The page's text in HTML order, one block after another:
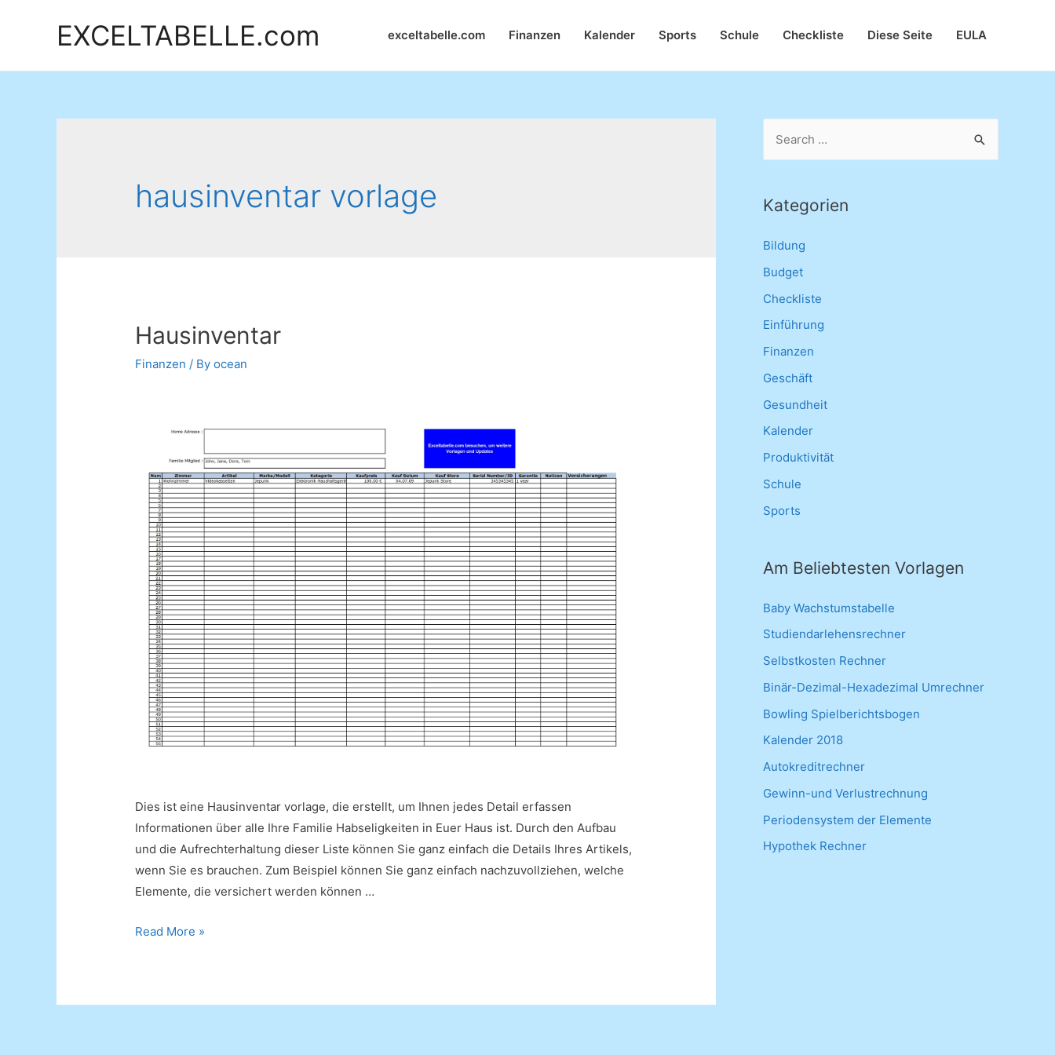
EXCELTABELLE.com exceltabelle.com Finanzen Kalender Sports Schule Checkliste Diese Seite EULA
hausinventar vorlage
Hausinventar
Finanzen / Byocean
Dies ist eine Hausinventar vorlage, die erstellt, um Ihnen jedes Detail erfassen
Informationen über alle Ihre Familie Habseligkeiten in Euer Haus ist. Durch den Aufbau
und die Aufrechterhaltung dieser Liste können Sie ganz einfach die Details Ihres Artikels,
wenn Sie es brauchen. Zum Beispiel können Sie ganz einfach nachzuvollziehen, welche
Elemente, die versichert werden können …
Hausinventar
Read More »
r
h
f
o
r
Kategorien
Bildung
Budget
Checkliste
Einführung
Finanzen
Geschäft
Gesundheit
Kalender
Produktivität
Schule
Sports
Am Beliebtesten Vorlagen
Baby Wachstumstabelle
Studiendarlehensrechner
Selbstkosten Rechner
Binär-Dezimal-Hexadezimal Umrechner
Bowling Spielberichtsbogen
Kalender 2018
Autokreditrechner
Gewinn-und Verlustrechnung
Periodensystem der Elemente
Hypothek Rechner